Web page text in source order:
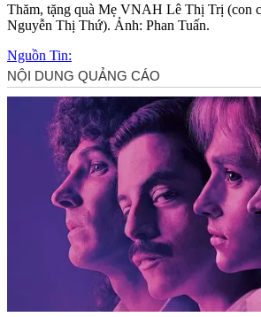
Thăm, tặng quà Mẹ VNAH Lê Thị Trị (con
Nguyễn Thị Thứ). Ảnh: Phan Tuấn.
Nguồn Tin: